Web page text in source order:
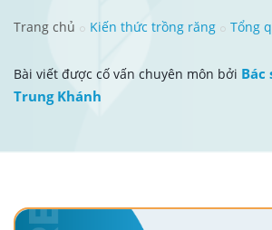
Trang chủ Kiến thức trồng răng Tổng
Bài viết được cố vấn chuyên môn bởi Bác
Trung Khánh